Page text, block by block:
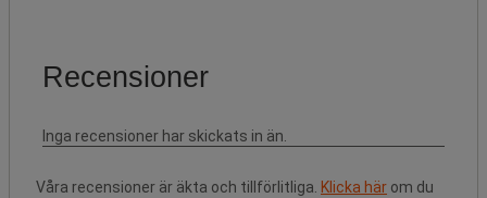
Våra recensioner är äkta och tillförlitliga. Klicka här om du